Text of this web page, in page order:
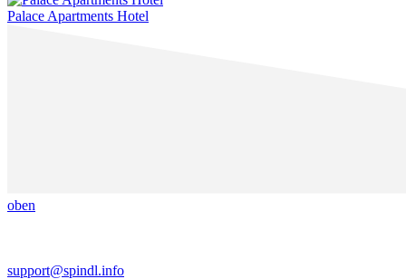
Palace Apartments Hotel
oben
support@spindl.info